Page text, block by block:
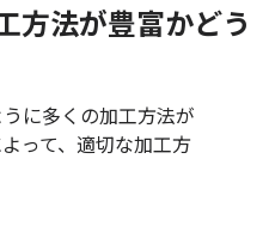
方法が豊富かどう
に多くの加工方法が
って、適切な加工方